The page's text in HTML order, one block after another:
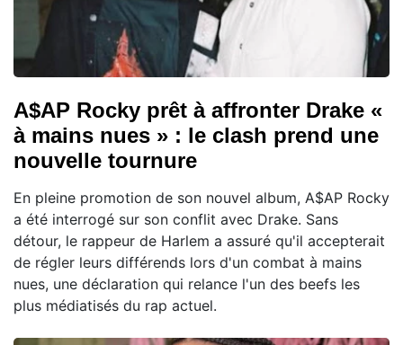
A$AP Rocky prêt à affronter Drake «
à mains nues » : le clash prend une
nouvelle tournure
En pleine promotion de son nouvel album, A$AP Rocky
a été interrogé sur son conflit avec Drake. Sans
détour, le rappeur de Harlem a assuré qu'il accepterait
de régler leurs différends lors d'un combat à mains
nues, une déclaration qui relance l'un des beefs les
plus médiatisés du rap actuel.